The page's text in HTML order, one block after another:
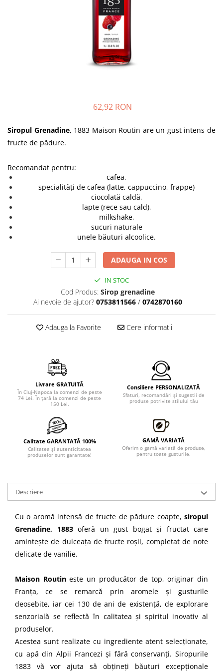
62,92 RON
Siropul Grenadine, 1883 Maison Routin are un gust intens de
fructe de pădure.
Recomandat pentru:
cafea,
specialități de cafea (latte, cappuccino, frappe)
ciocolată caldă,
lapte (rece sau cald),
milkshake,
sucuri naturale
unele băuturi alcoolice.
ADAUGA IN COS
IN STOC
Cod Produs: Sirop grenadine
Ai nevoie de ajutor? 0753811566 / 0742870160
Adauga la Favorite Cere informatii
Livrare GRATUITĂ
În Cluj-Napoca la comenzi de peste
74 Lei. În ţară la comenzi de peste
150 Lei.
Consiliere PERSONALIZATĂ
Sfaturi, recomandări şi sugestii de
produse potrivite stilului tău
Calitate GARANTATĂ 100%
Calitatea şi autenticitatea
produselor sunt garantate!
GAMĂ VARIATĂ
Oferim o gamă variată de produse,
pentru toate gusturile.
Descriere
Cu o aromă intensă de fructe de pădure coapte, siropul
Grenadine, 1883oferă un gust bogat și fructat care
amintește de dulceața de fructe roșii, completat de note
delicate de vanilie.
Maison Routineste un producător de top, originar din
Franța, ce se remarcă prin aromele şi gusturile
deosebite, iar cei 130 de ani de existenţă, de explorare
senzorială se reflectă în calitatea şi spiritul inovativ al
produselor.
Acestea sunt realizate cu ingrediente atent selecţionate,
cu apă din Alpii Francezi şi fără conservanţi. Siropurile
1883 vă vor ajuta să obţineţi băuturi excepţionale